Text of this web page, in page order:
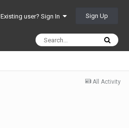
Existing user? Sign In Sign Up
All Activity